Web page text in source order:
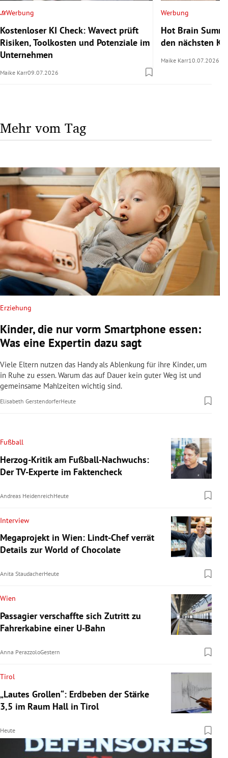
Werbung
Kostenloser KI Check: Wavect prüft
Risiken, Toolkosten und Potenziale im
Unternehmen
Maike Karr09.07.2026
Werbung
Hot Brain
den nächsten
Maike Karr10.07.2026
Mehr vom Tag
Erziehung
Kinder, die nur vorm Smartphone essen:
Was eine Expertin dazu sagt
Viele Eltern nutzen das Handy als Ablenkung für ihre Kinder, um
in Ruhe zu essen. Warum das auf Dauer kein guter Weg ist und
gemeinsame Mahlzeiten wichtig sind.
Elisabeth GerstendorferHeute
Fußball
Herzog-Kritik am Fußball-Nachwuchs:
Der TV-Experte im Faktencheck
Andreas HeidenreichHeute
Interview
Megaprojekt in Wien: Lindt-Chef verrät
Details zur World of Chocolate
Anita StaudacherHeute
Wien
Passagier verschaffte sich Zutritt zu
Fahrerkabine einer U-Bahn
Anna PerazzoloGestern
Tirol
„Lautes Grollen“: Erdbeben der Stärke
3,5 im Raum Hall in Tirol
Heute